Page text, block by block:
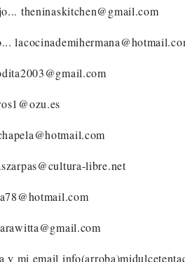
theninaskitchen@gmail.com
libre.net
mi email